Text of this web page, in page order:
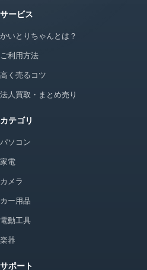
サービス
かいとりちゃんとは？
ご利用方法
高く売るコツ
法人買取・まとめ売り
カテゴリ
パソコン
家電
カメラ
カー用品
電動工具
楽器
サポート